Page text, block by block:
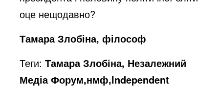
оце нещодавно?
Тамара Злобіна, філософ
Теги:Тамара Злобіна, Незалежний
Медіа Форум,нмф,Independent